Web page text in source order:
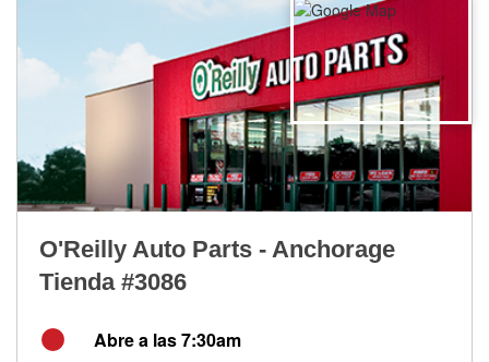
O'Reilly Auto Parts - Anchorage
Tienda #3086
Abre a las 7:30am